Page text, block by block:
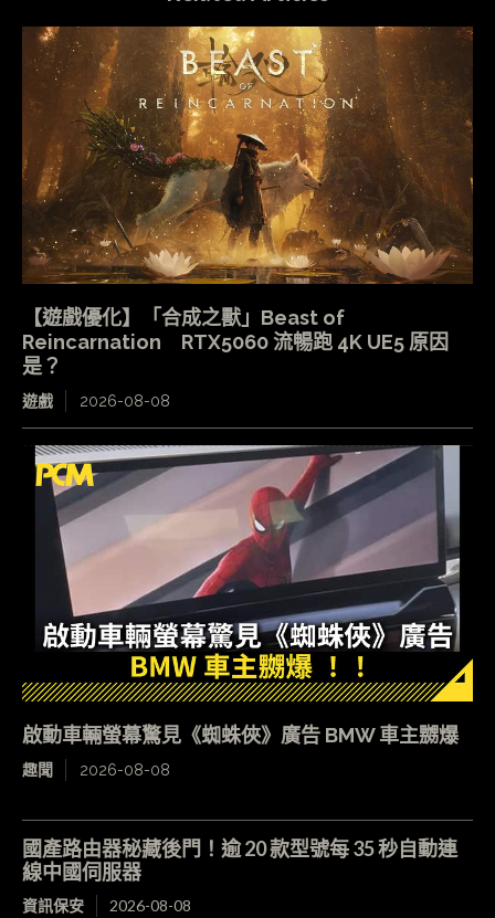
【遊戲優化】「合成之獸」Beast of
Reincarnation RTX5060 流暢跑 4K UE5 原因
是？
遊戲 2026-08-08
啟動車輛螢幕驚見《蜘蛛俠》廣告 BMW 車主嬲爆
趣聞 2026-08-08
國產路由器秘藏後門！逾 20 款型號每 35 秒自動連
線中國伺服器
資訊保安 2026-08-08